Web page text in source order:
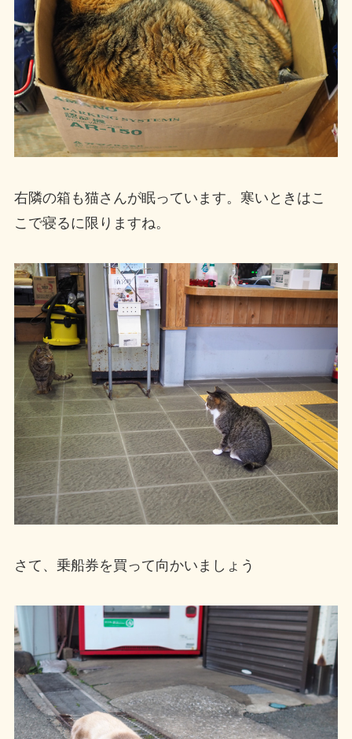
右隣の箱も猫さんが眠っています。寒いときはこ
こで寝るに限りますね。
さて、乗船券を買って向かいましょう